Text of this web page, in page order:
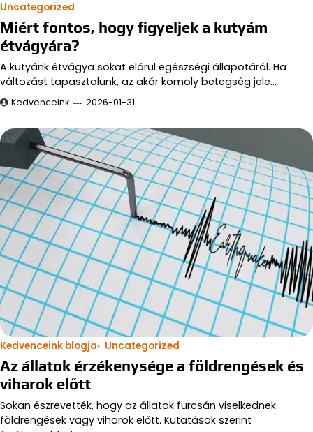
Uncategorized
Miért fontos, hogy figyeljek a kutyám
étvágyára?
A kutyánk étvágya sokat elárul egészségi állapotáról. Ha
változást tapasztalunk, az akár komoly betegség jele…
Kedvenceink 2026-01-31
Kedvenceink blogja Uncategorized
Az állatok érzékenysége a földrengések és
viharok előtt
Sokan észrevették, hogy az állatok furcsán viselkednek
földrengések vagy viharok előtt. Kutatások szerint